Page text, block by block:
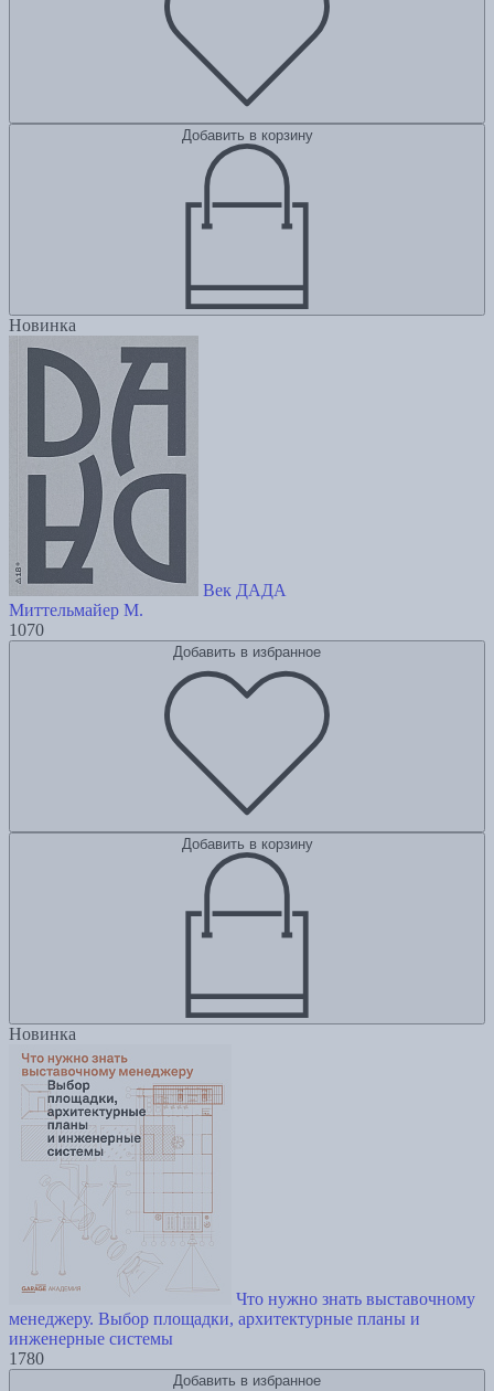
Добавить в корзину
Новинка
Век ДАДА
Миттельмайер М.
1070
Добавить в избранное
Добавить в корзину
Новинка
Что нужно знать выставочному
менеджеру. Выбор площадки, архитектурные планы и
инженерные системы
1780
Добавить в избранное